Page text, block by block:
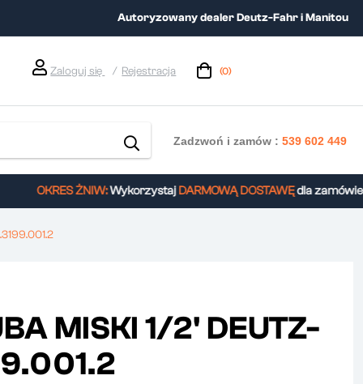
Autoryzowany dealer Deutz-Fahr i Manitou
Zaloguj się Rejestracja (0)
Zadzwoń i zamów :539 602 449
OKRES ŻNIW:WykorzystajDARMOWĄ DOSTAWĘdla zamówień
MISKI 1/2' DEUTZ-